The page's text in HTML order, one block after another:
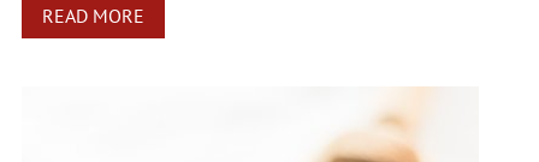
READ MORE